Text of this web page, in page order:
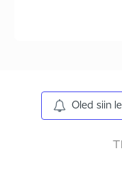
Oled siin